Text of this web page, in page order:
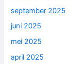
september 2025
juni 2025
mei 2025
april 2025